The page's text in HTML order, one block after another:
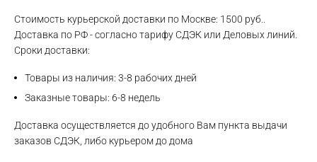
Стоимость курьерской доставки по Москве: 1500 руб..
Доставка по РФ - согласно тарифу СДЭК или Деловых линий.
Сроки доставки:
Товары из наличия: 3-8 рабочих дней
Заказные товары: 6-8 недель
Доставка осуществляется до удобного Вам пункта выдачи
заказов СДЭК, либо курьером до дома